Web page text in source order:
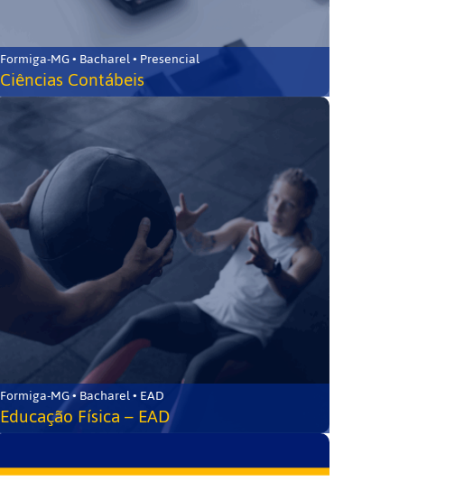
Formiga-MG • Bacharel • Presencial
Ciências Contábeis
Formiga-MG • Bacharel • EAD
Educação Física – EAD